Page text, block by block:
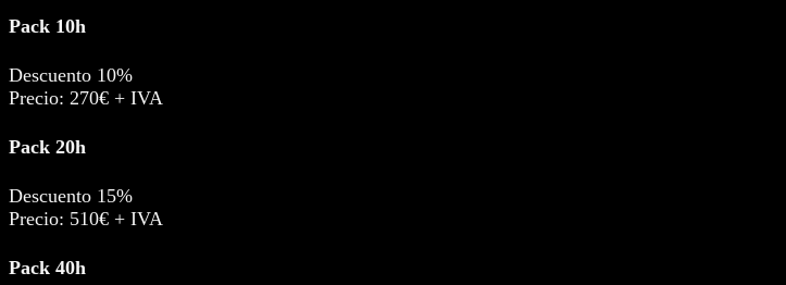
Pack 10h
Descuento 10%
Precio: 270€ + IVA
Pack 20h
Descuento 15%
Precio: 510€ + IVA
Pack 40h